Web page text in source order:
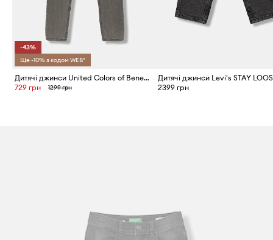
-43%
Ще -10% з кодом WEB*
Дитячі джинси United Colors of Benetton
729 грн
1299 грн 2399 грн